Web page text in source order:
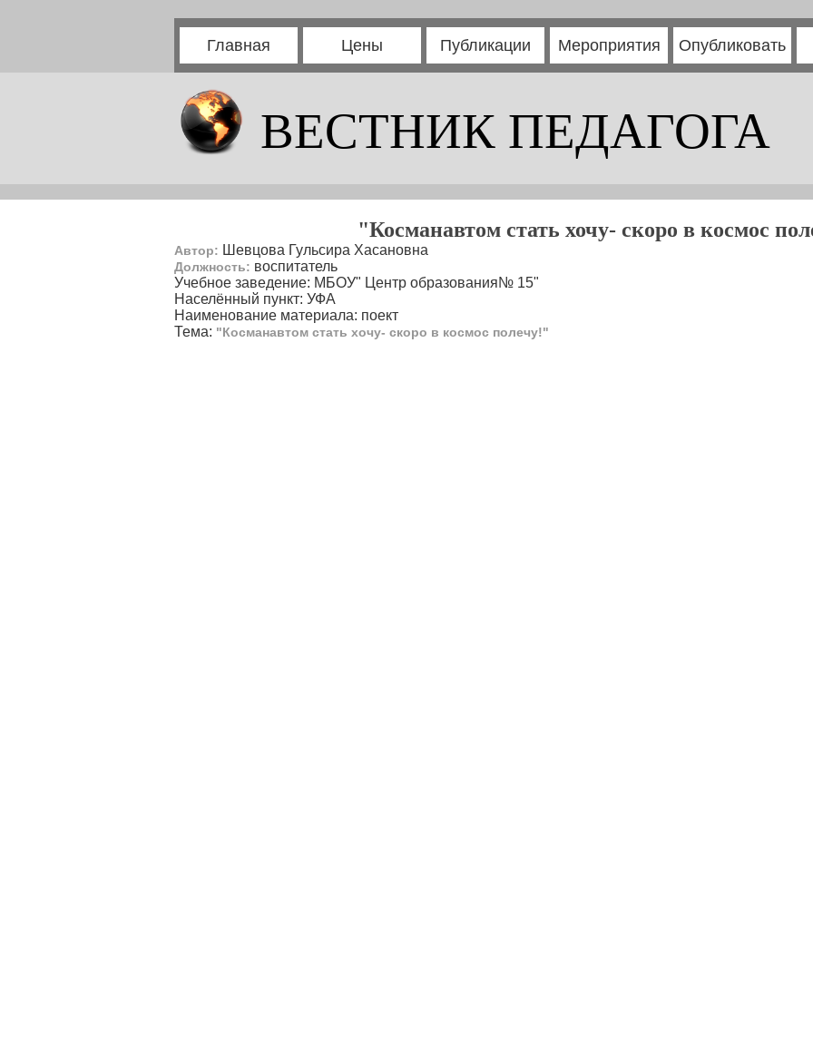
Главная Цены Публикации Мероприятия Опубликовать
ВЕСТНИК ПЕДАГОГА
"Косманавтом стать хочу- скоро в космос
Автор: Шевцова Гульсира Хасановна
Должность: воспитатель
Учебное заведение: МБОУ" Центр образования№ 15"
Населённый пункт: УФА
Наименование материала: поект
Тема: "Косманавтом стать хочу- скоро в космос полечу!"